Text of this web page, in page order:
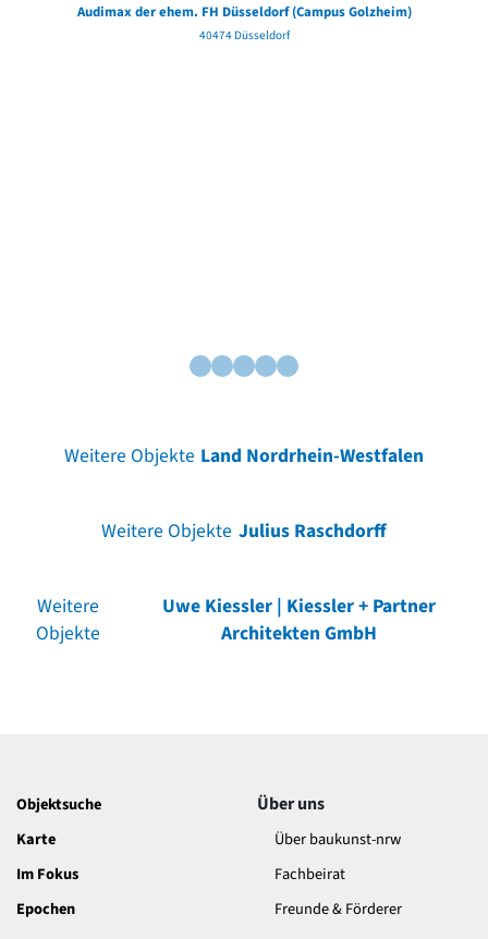
Audimax der ehem. FH Düsseldorf (Campus Golzheim)
40474 Düsseldorf
Weitere Objekte Land Nordrhein-Westfalen
Weitere Objekte Julius Raschdorff
Weitere
Objekte
Uwe Kiessler | Kiessler + Partner
Architekten GmbH
Objektsuche
Karte
Im Fokus
Epochen
Über uns
Über baukunst-nrw
Fachbeirat
Freunde & Förderer